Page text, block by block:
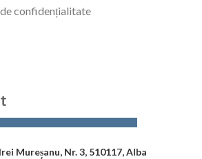
de confidențialitate
Mureșanu, Nr. 3, 510117, Alba